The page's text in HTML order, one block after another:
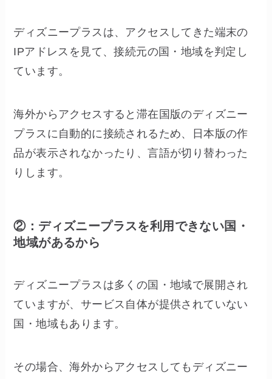
ディズニープラスは、アクセスしてきた端末の
IPアドレスを見て、接続元の国・地域を判定し
ています。
海外からアクセスすると滞在国版のディズニー
プラスに自動的に接続されるため、日本版の作
品が表示されなかったり、言語が切り替わった
りします。
②：ディズニープラスを利用できない国・
地域があるから
ディズニープラスは多くの国・地域で展開され
ていますが、サービス自体が提供されていない
国・地域もあります。
その場合、海外からアクセスしてもディズニー